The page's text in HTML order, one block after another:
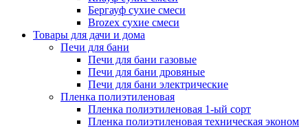
Бергауф сухие смеси
Brozex сухие смеси
Товары для дачи и дома
Печи для бани
Печи для бани газовые
Печи для бани дровяные
Печи для бани электрические
Пленка полиэтиленовая
Пленка полиэтиленовая 1-ый сорт
Пленка полиэтиленовая техническая эконом